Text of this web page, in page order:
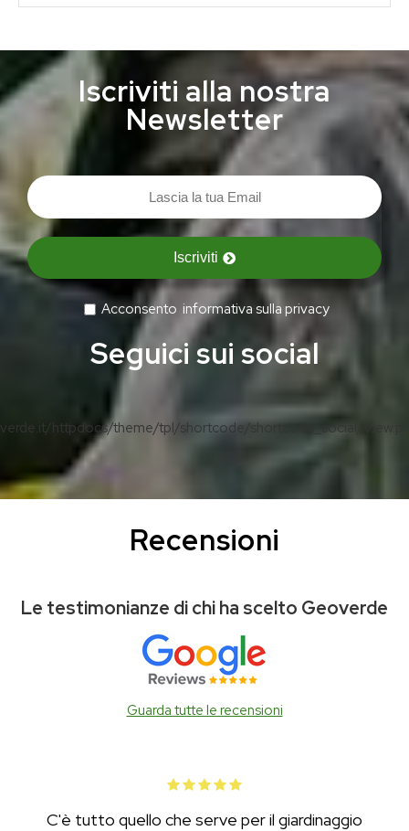
Iscriviti alla nostra
Newsletter
Iscriviti
Acconsento informativa sulla privacy
Seguici sui social
httpdocs/theme/tpl/shortcode/shortcode_social/
Recensioni
Le testimonianze di chi ha scelto Geoverde
Guarda tutte le recensioni
C'è tutto quello che serve per il giardinaggio